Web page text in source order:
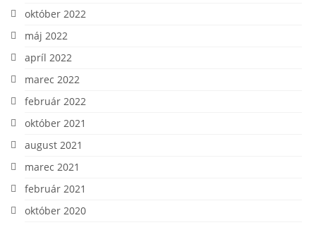
október 2022
máj 2022
apríl 2022
marec 2022
február 2022
október 2021
august 2021
marec 2021
február 2021
október 2020